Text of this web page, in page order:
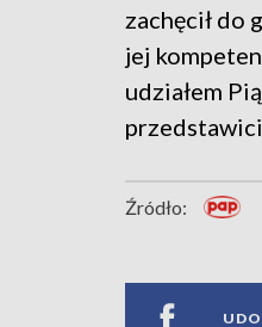
zachęcił do
jej
udziałem
Źródło: